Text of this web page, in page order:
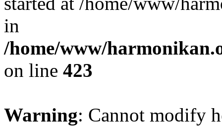
in
/home/www/
on line 423
Warning: Cannot modify